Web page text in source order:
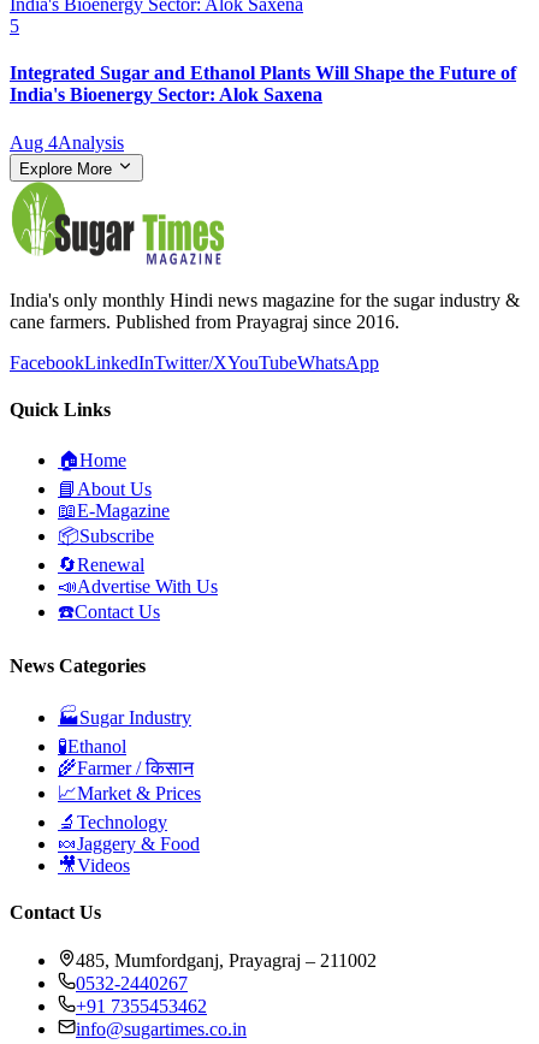
5
Integrated Sugar and Ethanol Plants Will Shape the Future of
India's Bioenergy Sector: Alok Saxena
Aug 4Analysis
Explore More
India's only monthly Hindi news magazine for the sugar industry &
cane farmers. Published from Prayagraj since 2016.
FacebookLinkedInTwitter/XYouTubeWhatsApp
Quick Links
🏠Home
📘 About Us
📖E-Magazine
📦Subscribe
🔄Renewal
📣Advertise With Us
☎️Contact Us
News Categories
🏭Sugar Industry
🧪Ethanol
🌾Farmer / किसान
📈Market & Prices
🔬 Technology
🍬Jaggery & Food
🎥Videos
Contact Us
485, Mumfordganj, Prayagraj – 211002
0532-2440267
+91 7355453462
info@sugartimes.co.in